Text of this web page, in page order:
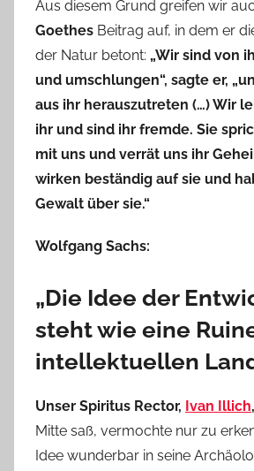
Aus diesem Grund greifen wir
Goethes Beitrag auf, in dem er
der Natur betont: „Wir sind von
und umschlungen“, sagte er,
aus ihr herauszutreten (…) Wir
ihr und sind ihr fremde. Sie
mit uns und verrät uns ihr
wirken beständig auf sie und
Gewalt über sie.“
Wolfgang Sachs:
„Die Idee der
steht wie eine
intellektuellen
Unser Spiritus Rector, Ivan Illich,
Mitte saß, vermochte nur zu
Idee wunderbar in seine